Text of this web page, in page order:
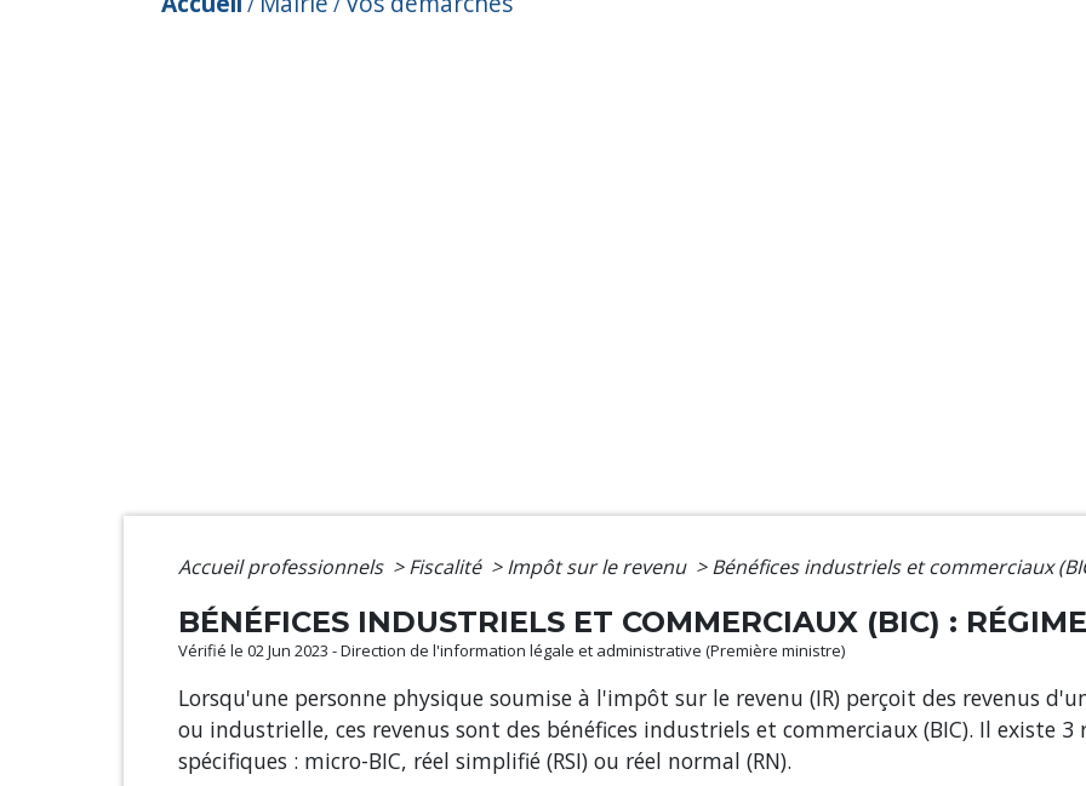
Accueil professionnels > Fiscalité > Impôt sur le revenu > Bénéfices industriels et commerciaux
BÉNÉFICES INDUSTRIELS ET COMMERCIAUX (BIC) :
Vérifié le 02 Jun 2023 - Direction de l'information légale et administrative (Première ministre)
Lorsqu'une personne physique soumise à l'impôt sur le revenu (IR) perçoit des revenus
ou industrielle, ces revenus sont des bénéfices industriels et commerciaux (BIC). Il existe
spécifiques : micro-BIC, réel simplifié (RSI) ou réel normal (RN).